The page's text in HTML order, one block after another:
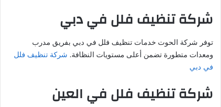
شركة تنظيف فلل في دبي
توفر شركة الحوت خدمات تنظيف فلل في دبي بفريق مدرب
ومعدات متطورة تضمن أعلى مستويات النظافة. شركة تنظيف فلل
في دبي
شركة تنظيف فلل في العين